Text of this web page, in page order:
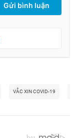
Gửi bình luận
VẮC XIN COVID-19